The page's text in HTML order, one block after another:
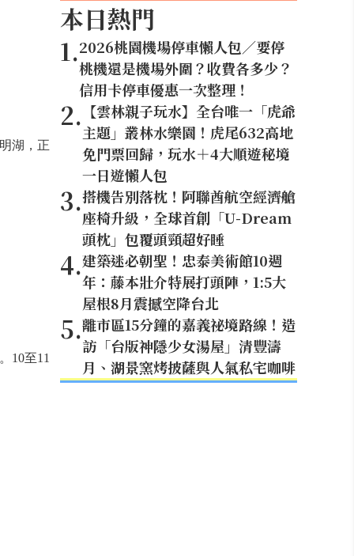
湖，正
10至11
本日熱門
1.2026桃園機場停車懶人包／要停
桃機還是機場外圍？收費各多少？
信用卡停車優惠一次整理！
2. 【雲林親子玩水】全台唯一「虎爺
主題」叢林水樂園！虎尾632高地
免門票回歸，玩水＋4大順遊秘境
一日遊懶人包
3.搭機告別落枕！阿聯酋航空經濟艙
座椅升級，全球首創「U-Dream
頭枕」包覆頭頸超好睡
4.建築迷必朝聖！忠泰美術館10週
年：藤本壯介特展打頭陣，1:5大
屋根8月震撼空降台北
5.離市區15分鐘的嘉義祕境路線！造
訪「台版神隱少女湯屋」清豐濤
月、湖景窯烤披薩與人氣私宅咖啡